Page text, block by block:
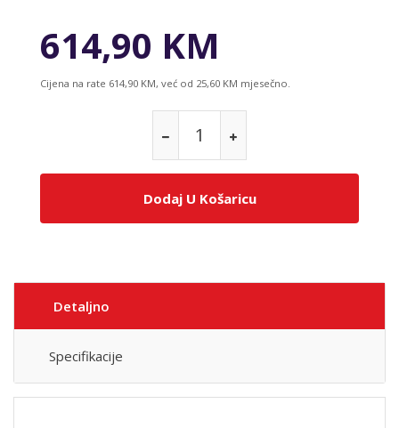
614,90 KM
Cijena na rate 614,90 KM, već od 25,60 KM mjesečno.
Dodaj U Košaricu
Detaljno
Specifikacije